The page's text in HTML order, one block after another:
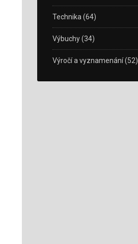
Technika (64)
Výbuchy(34)
Výročí a vyznamenání(52)